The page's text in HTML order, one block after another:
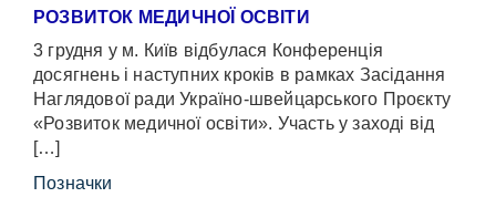
РОЗВИТОК МЕДИЧНОЇ ОСВІТИ
3 грудня у м. Київ відбулася Конференція
досягнень і наступних кроків в рамках Засідання
Наглядової ради Україно-швейцарського Проєкту
«Розвиток медичної освіти». Участь у заході від
[…]
Позначки